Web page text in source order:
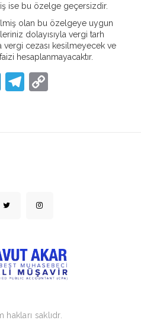
ise bu özelge geçersizdir.
olan bu özelgeye uygun
dolayısıyla vergi tarh
vergi cezası kesilmeyecek ve
hesaplanmayacaktır.
LinkedIn
Telegram
saklıdr.